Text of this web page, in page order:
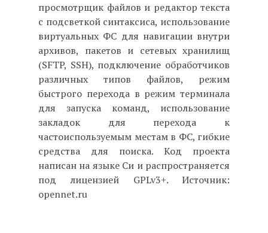
просмотрщик файлов и редактор текста
с подсветкой синтаксиса, использование
виртуальных ФС для навигации внутри
архивов, пакетов и сетевых хранилищ
(SFTP, SSH), подключение обработчиков
различных типов файлов, режим
быстрого перехода в режим терминала
для запуска команд, использование
закладок для перехода к
частоиспользуемым местам в ФС, гибкие
средства для поиска. Код проекта
написан на языке Си и распространяется
под лицензией GPLv3+. Источник:
opennet.ru